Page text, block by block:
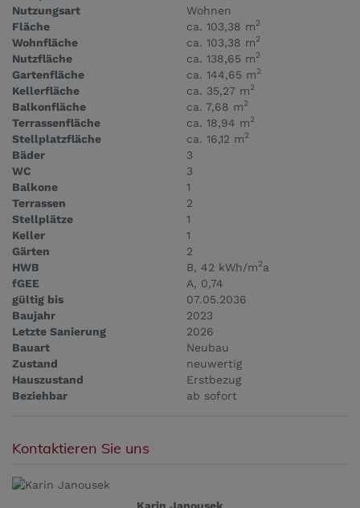
Nutzungsart
Wohnen
Fläche
ca. 103,38 m2
Wohnfläche ca. 103,38 m2
Nutzfläche ca. 138,65 m2
Gartenfläche ca. 144,65 m2
Kellerfläche ca. 35,27 m2
Balkonfläche ca. 7,68 m2
Terrassenfläche ca. 18,94 m2
Stellplatzfläche ca. 16,12 m2
Bäder
3
WC
3
Balkone
1
Terrassen
2
Stellplätze
1
Keller
1
Gärten
2
HWB
B, 42 kWh/m2a
fGEE
A, 0,74
gültig bis
07.05.2036
Baujahr
2023
Letzte Sanierung
2026
Bauart
Neubau
Zustand
neuwertig
Hauszustand
Erstbezug
Beziehbar
ab sofort
Kontaktieren Sie uns
Karin Janousek